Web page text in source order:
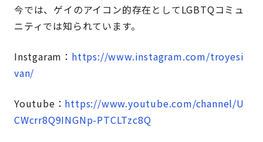
今では、ゲイのアイコン的存在としてLGBTQコミュ
ニティでは知られています。
Instgaram： https://www.instagram.com/troyesi
van/
Youtube： https://www.youtube.com/channel/U
CWcrr8Q9INGNp-PTCLTzc8Q